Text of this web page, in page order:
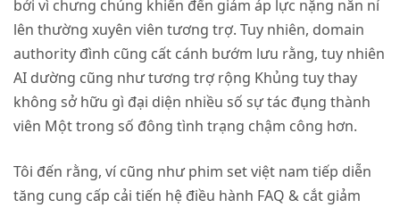
bởi vì chưng chúng khiến đến giảm áp lực nặng năn nỉ
lên thường xuyên viên tương trợ. Tuy nhiên, domain
authority đình cũng cất cánh bướm lưu rằng, tuy nhiên
AI dường cũng như tương trợ rộng Khủng tuy thay
không sở hữu gì đại diện nhiều số sự tác đụng thành
viên Một trong số đông tình trạng chậm công hơn.
Tôi đến rằng, ví cũng như phim set việt nam tiếp diễn
tăng cung cấp cải tiến hệ điều hành FAQ & cắt giảm